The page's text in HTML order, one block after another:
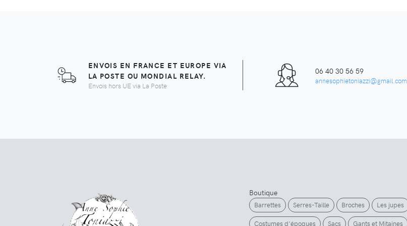
ENVOIS EN FRANCE ET EUROPE VIA
LA POSTE OU MONDIAL RELAY.
Envois hors UE via La Poste
06 40 30 56 59
annesophietoniazzi@gmail.com
Boutique
Barrettes Serres-Taille Broches Les jupes
Costumes d'époques Sacs Gants et Mitaines